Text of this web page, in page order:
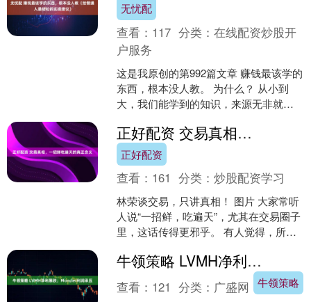
无忧配
查看： 117 分类：在线配资炒股开
户服务
这是我原创的第992篇文章 赚钱最该学的
东西，根本没人教。 为什么？ 从小到
大，我们能学到的知识，来源无非就这
司、领导、同行）、....
正好配资 交易真相，一招鲜吃遍天的真正含义
正好配资
查看： 161 分类：炒股配资学习
林荣谈交易，只讲真相！ 图片 大家常听
人说“一招鲜，吃遍天”，尤其在交易圈子
里，这话传得更邪乎。 有人觉得，所谓
只用一根2....
牛领策略 LVMH净利暴跌；Moncler利润承压
牛领策略
查看： 121 分类： 广盛网